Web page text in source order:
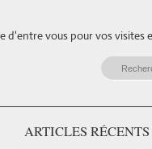
d'entre vous pour vos visites
ARTICLES RÉCENTS